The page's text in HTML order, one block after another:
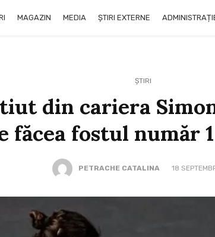
MAGAZIN MEDIA ȘTIRI EXTERNE
ȘTIRI
din cariera
făcea fostul număr
PETRACHE CATALINA 18